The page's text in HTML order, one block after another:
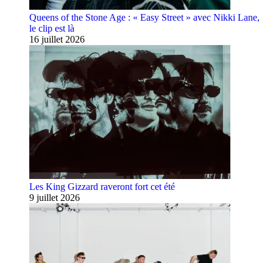
Queens of the Stone Age : « Easy Street » avec Nikki Lane,
le clip est là
16 juillet 2026
Les King Gizzard raveront fort cet été
9 juillet 2026